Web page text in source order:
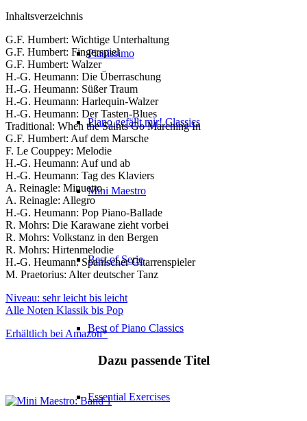
Pianissimo
Piano gefällt mir! Classics
Mini Maestro
Best of Serie
Best of Piano Classics
Essential Exercises
Inhaltsverzeichnis
G.F. Humbert: Wichtige Unterhaltung
G.F. Humbert: Fingerspiel
G.F. Humbert: Walzer
H.-G. Heumann: Die Überraschung
H.-G. Heumann: Süßer Traum
H.-G. Heumann: Harlequin-Walzer
H.-G. Heumann: Der Tasten-Blues
Traditional: When the Saints Go Marching In
G.F. Humbert: Auf dem Marsche
F. Le Couppey: Melodie
H.-G. Heumann: Auf und ab
H.-G. Heumann: Tag des Klaviers
A. Reinagle: Minuetto
A. Reinagle: Allegro
H.-G. Heumann: Pop Piano-Ballade
R. Mohrs: Die Karawane zieht vorbei
R. Mohrs: Volkstanz in den Bergen
R. Mohrs: Hirtenmelodie
H.-G. Heumann: Spanischer Gitarrenspieler
M. Praetorius: Alter deutscher Tanz
Niveau: sehr leicht bis leicht
Alle Noten Klassik bis Pop
Erhältlich bei Amazon*
Dazu passende Titel